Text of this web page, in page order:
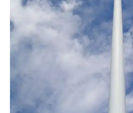
Claudia35